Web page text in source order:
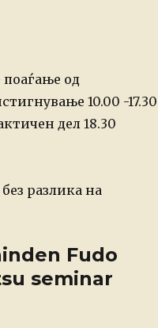
поаѓање од
10.00 -17.30
дел18.30
разлика на
Fudo
seminar